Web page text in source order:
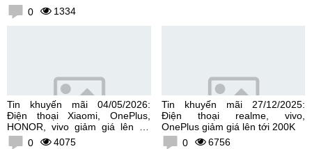
0 1334
Tin khuyến mãi 04/05/2026:
Điện thoại Xiaomi, OnePlus,
HONOR, vivo giảm giá lên tới
300K0 4075
Tin khuyến mãi 27/12/2025:
Điện thoại realme, vivo,
OnePlus giảm giá lên tới 200K
0
6756